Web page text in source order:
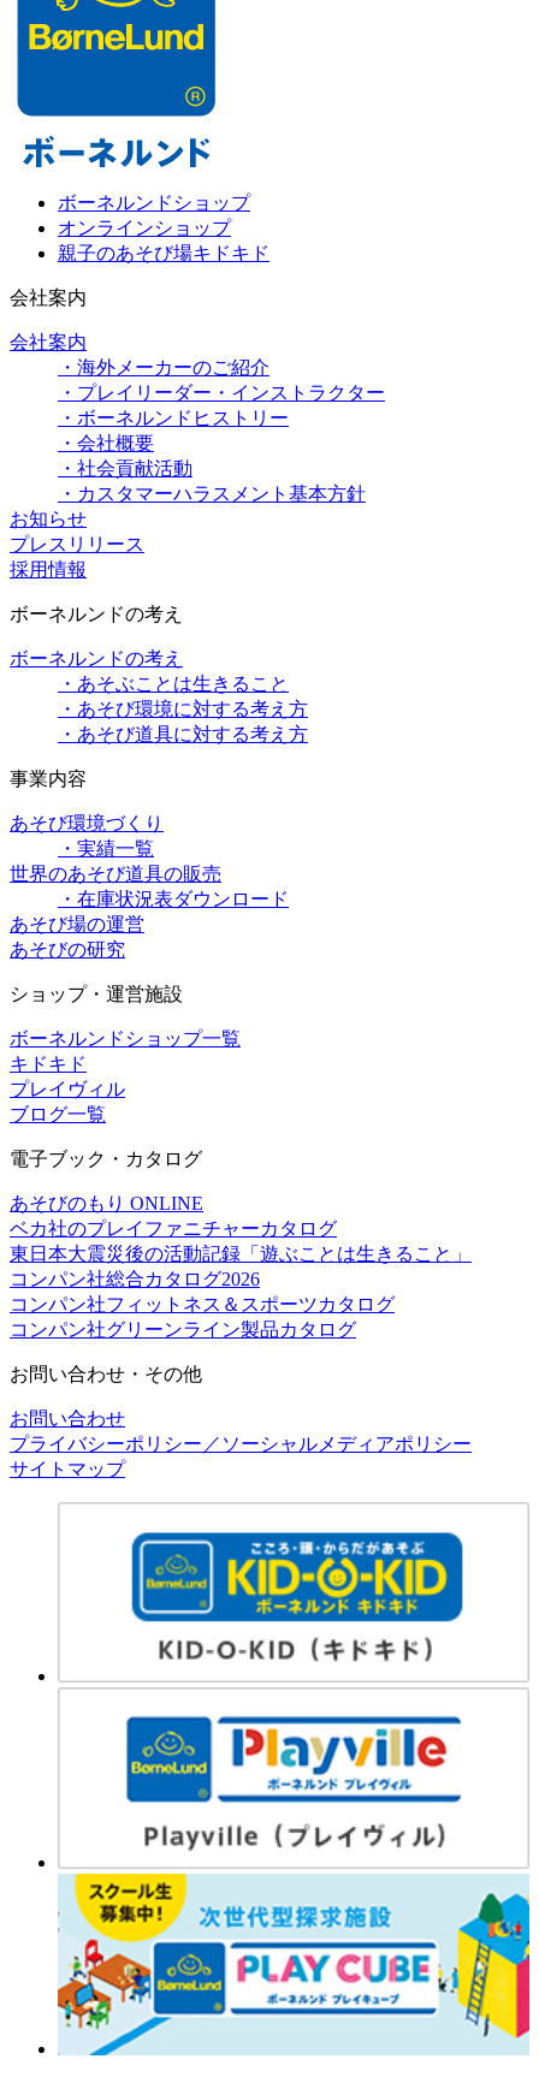
ボーネルンドショップ
オンラインショップ
親子のあそび場キドキド
会社案内
会社案内
・海外メーカーのご紹介
・プレイリーダー・インストラクター
・ボーネルンドヒストリー
・会社概要
・社会貢献活動
・カスタマーハラスメント基本方針
お知らせ
プレスリリース
採用情報
ボーネルンドの考え
ボーネルンドの考え
・あそぶことは生きること
・あそび環境に対する考え方
・あそび道具に対する考え方
事業内容
あそび環境づくり
・実績一覧
世界のあそび道具の販売
・在庫状況表ダウンロード
あそび場の運営
あそびの研究
ショップ・運営施設
ボーネルンドショップ一覧
キドキド
プレイヴィル
ブログ一覧
電子ブック・カタログ
あそびのもり ONLINE
ベカ社のプレイファニチャーカタログ
東日本大震災後の活動記録「遊ぶことは生きること」
コンパン社総合カタログ2026
コンパン社フィットネス＆スポーツカタログ
コンパン社グリーンライン製品カタログ
お問い合わせ・その他
お問い合わせ
プライバシーポリシー／ソーシャルメディアポリシー
サイトマップ